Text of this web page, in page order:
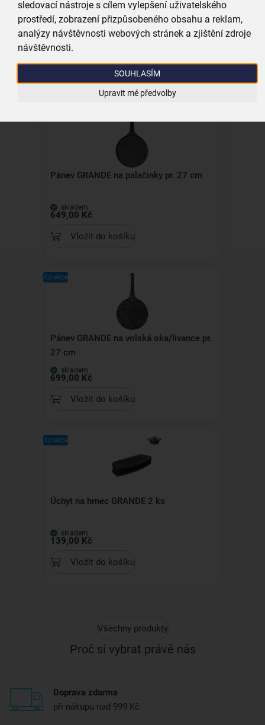
sledovací nástroje s cílem vylepšení uživatelského
prostředí, zobrazení přizpůsobeného obsahu a reklam,
analýzy návštěvnosti webových stránek a zjištění zdroje
návštěvnosti.
SOUHLASÍM
Upravit mé předvolby
Pánev GRANDE na volská oka/lívance pr.
27 cm
skladem
699,00 Kč
Vložit do košíku
Pánev GRANDE na palačinky pr. 27 cm
skladem
649,00 Kč
Vložit do košíku
Kolekce
Pánev GRANDE na volská oka/lívance pr.
27 cm
skladem
699,00 Kč
Vložit do košíku
Kolekce
Úchyt na hrnec GRANDE 2 ks
skladem
139,00 Kč
Vložit do košíku
Všechny produkty
Proč si vybrat právě nás
Doprava zdarma
při nákupu nad 999 Kč